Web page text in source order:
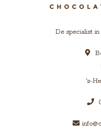
De specialist
's-